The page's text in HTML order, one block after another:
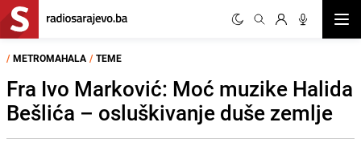
/ METROMAHALA / TEME
Fra Ivo Marković: Moć muzike Halida
Bešlića – osluškivanje duše zemlje